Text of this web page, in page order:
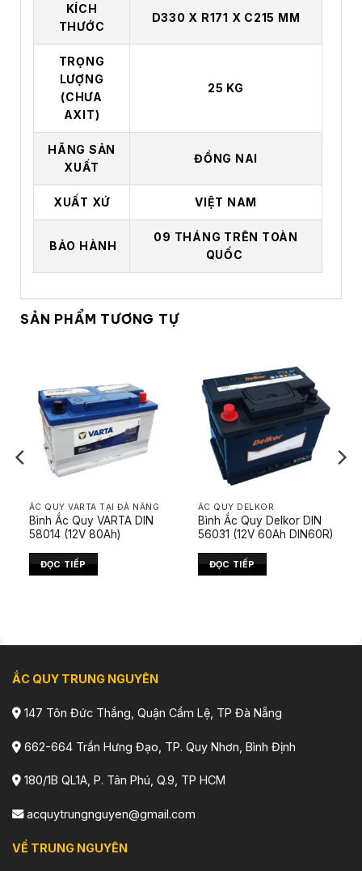
KÍCH
THƯỚC
D330 X R171 X C215 MM
TRỌNG
LƯỢNG
(CHƯA
AXIT)
25 KG
HÃNG SẢN
XUẤT
ĐỒNG NAI
XUẤT XỨ VIỆT NAM
BẢO HÀNH
09 THÁNG TRÊN TOÀN
QUỐC
SẢN PHẨM TƯƠNG TỰ
ẮC QUY VARTA TẠI ĐÀ NẴNG
Bình Ắc Quy VARTA DIN
58014 (12V 80Ah)
ĐỌC TIẾP
ẮC QUY DELKOR
Bình Ắc Quy Delkor DIN
56031 (12V 60Ah DIN60R)
ĐỌC TIẾP
ẮC QUY TRUNG NGUYÊN
147 Tôn Đức Thắng, Quận Cẩm Lệ, TP Đà Nẵng
662-664 Trần Hưng Đạo, TP. Quy Nhơn, Bình Định
180/1B QL1A, P. Tân Phú, Q.9, TP HCM
acquytrungnguyen@gmail.com
VỀ TRUNG NGUYÊN